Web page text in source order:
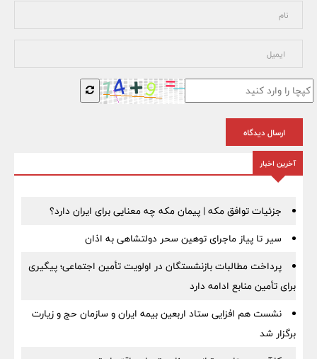
ارسال دیدگاه
آخرین اخبار
جزئیات توافق مکه | پیمان مکه چه معنایی برای ایران دارد؟
سیر تا پیاز ماجرای توهین سحر دولتشاهی به اذان
پرداخت مطالبات بازنشستگان در اولویت تأمین اجتماعی؛ پیگیری
برای تأمین منابع ادامه دارد
نشست هم افزایی ستاد اربعین بیمه ایران و سازمان حج و زیارت
برگزار شد